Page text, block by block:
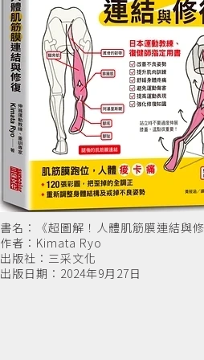
書名：《超圖解！人體肌筋膜連結與
作者：Kimata Ryo
出版社：三采文化
出版日期：2024年9月27日